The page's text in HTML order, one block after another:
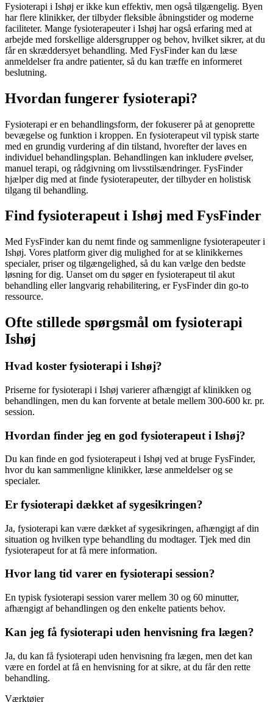
Fysioterapi i Ishøj er ikke kun effektiv, men også tilgængelig. Byen
har flere klinikker, der tilbyder fleksible åbningstider og moderne
faciliteter. Mange fysioterapeuter i Ishøj har også erfaring med at
arbejde med forskellige aldersgrupper og behov, hvilket sikrer, at du
får en skræddersyet behandling. Med FysFinder kan du læse
anmeldelser fra andre patienter, så du kan træffe en informeret
beslutning.
Hvordan fungerer fysioterapi?
Fysioterapi er en behandlingsform, der fokuserer på at genoprette
bevægelse og funktion i kroppen. En fysioterapeut vil typisk starte
med en grundig vurdering af din tilstand, hvorefter der laves en
individuel behandlingsplan. Behandlingen kan inkludere øvelser,
manuel terapi, og rådgivning om livsstilsændringer. FysFinder
hjælper dig med at finde fysioterapeuter, der tilbyder en holistisk
tilgang til behandling.
Find fysioterapeut i Ishøj med FysFinder
Med FysFinder kan du nemt finde og sammenligne fysioterapeuter i
Ishøj. Vores platform giver dig mulighed for at se klinikkernes
specialer, priser og tilgængelighed, så du kan vælge den bedste
løsning for dig. Uanset om du søger en fysioterapeut til akut
behandling eller langvarig rehabilitering, er FysFinder din go-to
ressource.
Ofte stillede spørgsmål om fysioterapi
Ishøj
Hvad koster fysioterapi i Ishøj?
Priserne forfysioterapi i Ishøj varierer afhængigt af klinikken og
behandlingen, men du kan forvente at betale mellem 300-600 kr. pr.
session.
Hvordan finder jeg en god fysioterapeut i Ishøj?
Du kan finde en god fysioterapeut i Ishøj ved at bruge FysFinder,
hvor du kan sammenligne klinikker, læse anmeldelser og se
specialer.
Er fysioterapi dækket af sygesikringen?
Ja, fysioterapi kan være dækket af sygesikringen, afhængigt af din
situation og hvilken type behandling du modtager. Tjek med din
fysioterapeut for at få mere information.
Hvor lang tid varer en fysioterapi session?
En typisk fysioterapi session varer mellem 30 og 60 minutter,
afhængigt af behandlingen og den enkelte patients behov.
Kan jeg få fysioterapi uden henvisning fra lægen?
Ja, du kan få fysioterapi uden henvisning fra lægen, men det kan
være en fordel at få en henvisning for at sikre, at du får den rette
behandling.
Værktøjer